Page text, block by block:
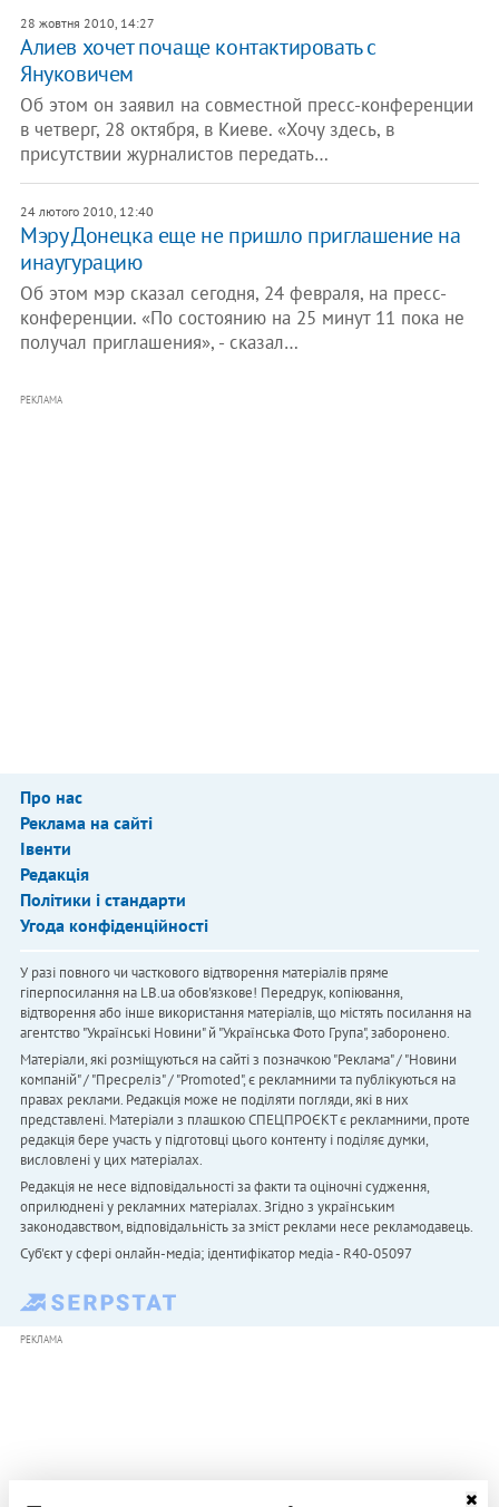
28 жовтня 2010, 14:27
Алиев хочет почаще контактировать с
Януковичем
Об этом он заявил на совместной пресс-конференции
в четверг, 28 октября, в Киеве. «Хочу здесь, в
присутствии журналистов передать…
24 лютого 2010, 12:40
Мэру Донецка еще не пришло приглашение на
инаугурацию
Об этом мэр сказал сегодня, 24 февраля, на пресс-
конференции. «По состоянию на 25 минут 11 пока не
получал приглашения», - сказал…
РЕКЛАМА
Про нас
Реклама на сайті
Івенти
Редакція
Політики і стандарти
Угода конфіденційності
У разі повного чи часткового відтворення матеріалів пряме
гіперпосилання на LB.ua обов'язкове! Передрук, копіювання,
відтворення або інше використання матеріалів, що містять посилання на
агентство "Українськi Новини" й "Українська Фото Група", заборонено.
Матеріали, які розміщуються на сайті з позначкою "Реклама" / "Новини
компаній" / "Пресреліз" / "Promoted", є рекламними та публікуються на
правах реклами. Редакція може не поділяти погляди, які в них
представлені. Матеріали з плашкою СПЕЦПРОЄКТ є рекламними, проте
редакція бере участь у підготовці цього контенту і поділяє думки,
висловлені у цих матеріалах.
Редакція не несе відповідальності за факти та оціночні судження,
оприлюднені у рекламних матеріалах. Згідно з українським
законодавством, відповідальність за зміст реклами несе рекламодавець.
Cуб'єкт у сфері онлайн-медіа; ідентифікатор медіа - R40-05097
РЕКЛАМА